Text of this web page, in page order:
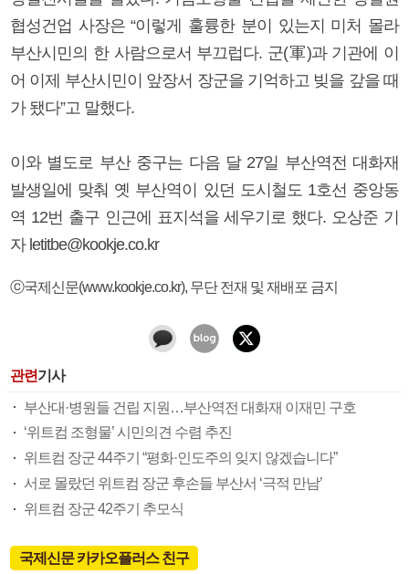
협성건업 사장은 “이렇게 훌륭한 분이 있는지 미처 몰라
부산시민의 한 사람으로서 부끄럽다. 군(軍)과 기관에 이
어 이제 부산시민이 앞장서 장군을 기억하고 빚을 갚을 때
가 됐다”고 말했다.
이와 별도로 부산 중구는 다음 달 27일 부산역전 대화재
발생일에 맞춰 옛 부산역이 있던 도시철도 1호선 중앙동
역 12번 출구 인근에 표지석을 세우기로 했다. 오상준 기
자 letitbe@kookje.co.kr
ⓒ국제신문(www.kookje.co.kr), 무단 전재 및 재배포 금지
관련기사
부산대·병원들 건립 지원…부산역전 대화재 이재민 구호
‘위트컴 조형물’ 시민의견 수렴 추진
위트컴 장군 44주기 “평화·인도주의 잊지 않겠습니다”
서로 몰랐던 위트컴 장군 후손들 부산서 ‘극적 만남’
위트컴 장군 42주기 추모식
국제신문 카카오플러스 친구